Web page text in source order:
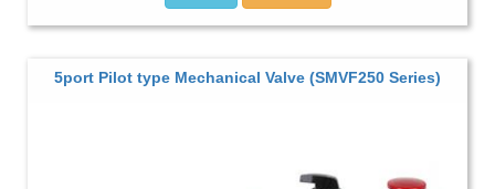
5port Pilot type Mechanical Valve (SMVF250 Series)